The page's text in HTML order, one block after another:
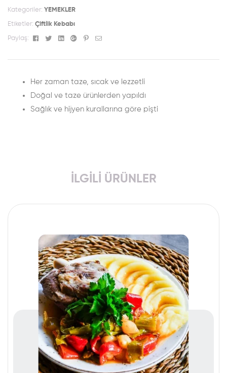
Kategoriler: YEMEKLER
Etiketler: Çiftlik Kebabı
Paylaş: Facebook
TwitterLinkedinGoogle+Pinterest
Email
Her zaman taze, sıcak ve lezzetli
Doğal ve taze ürünlerden yapıldı
Sağlık ve hijyen kurallarına göre pişti
İLGILI ÜRÜNLER